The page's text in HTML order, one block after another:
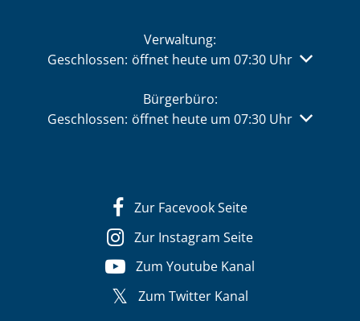
Verwaltung:
Klicken, um weitere Öffnungs- oder Schließzeiten
Geschlossen: öffnet heute um 07:30 Uhr
Bürgerbüro:
Klicken, um weitere Öffnungs- oder Schließzeiten
Geschlossen: öffnet heute um 07:30 Uhr
Zur Facevook Seite
Zur Instagram Seite
Zum Youtube Kanal
Zum Twitter Kanal